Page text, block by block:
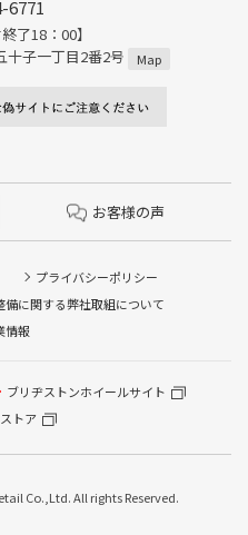
6771
付終了18：00】
子一丁目2番2号
Map
お客様の声
プライバシーポリシー
備に関する弊社取組について
情報
ブリヂストンホイールサイト
トア
Co.,Ltd. All rights Reserved.
き替え/オイル交換/その他
予約 ※クローク契約会員の